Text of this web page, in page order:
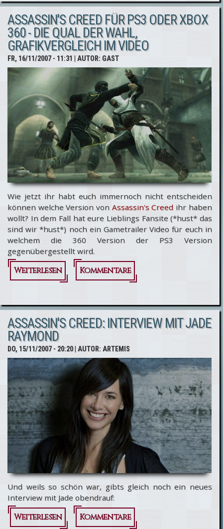
Waffen
einer
Frau"
ASSASSIN'S CREED FÜR PS3 ODER XBOX
360 - DIE QUAL DER WAHL,
GRAFIKVERGLEICH IM VIDEO
FR, 16/11/2007 - 11:31 | AUTOR: GAST
Wie jetzt ihr habt euch immernoch nicht entscheiden
können welche Version von Assassin's Creed ihr haben
wollt? In dem Fall hat eure Lieblings Fansite (*hust* das
sind wir *hust*) noch ein Gametrailer Video für euch in
welchem die 360 Version der PS3 Version
gegenübergestellt wird.
Weiterlesen
über Assassin's
oder Xbox 360 -
Die Qual der
Grafikvergleich
im Video
Kommentare
ASSASSIN'S CREED: INTERVIEW MIT JADE
RAYMOND
DO, 15/11/2007 - 20:20| AUTOR: ARTEMIS
Und weils so schön war, gibts gleich noch ein neues
Interview mit Jade obendrauf:
Weiterlesen
über
Kommentare